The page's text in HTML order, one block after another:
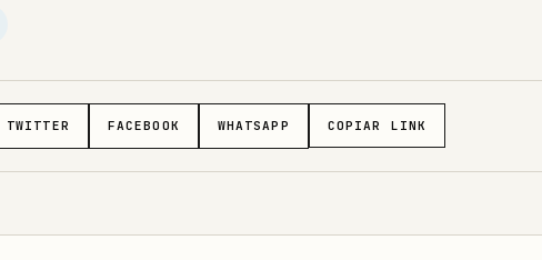
TWITTER FACEBOOK WHATSAPP COPIAR LINK